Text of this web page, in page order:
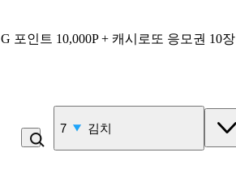
G 포인트 10,000P + 캐시로또 응모권 10장
7 김치